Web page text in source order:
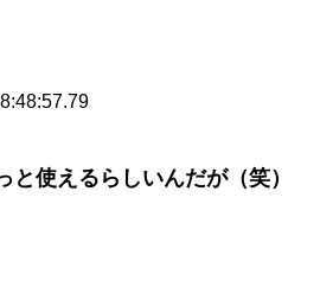
と使えるらしいんだが（笑）